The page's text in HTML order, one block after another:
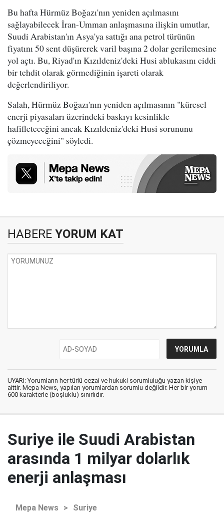
Bu hafta Hürmüz Boğazı'nın yeniden açılmasını
sağlayabilecek İran-Umman anlaşmasına ilişkin umutlar,
Suudi Arabistan'ın Asya'ya sattığı ana petrol türünün
fiyatını 50 sent düşürerek varil başına 2 dolar gerilemesine
yol açtı. Bu, Riyad'ın Kızıldeniz'deki Husi ablukasını ciddi
bir tehdit olarak görmediğinin işareti olarak
değerlendiriliyor.
Salah, Hürmüz Boğazı'nın yeniden açılmasının "küresel
enerji piyasaları üzerindeki baskıyı kesinlikle
hafifleteceğini ancak Kızıldeniz'deki Husi sorununu
çözmeyeceğini" söyledi.
HABERE YORUM KAT
UYARI: Yorumların her türlü cezai ve hukuki sorumluluğu yazan kişiye
aittir. Mepa News, yapılan yorumlardan sorumlu değildir. Her bir yorum
600 karakterle (boşluklu) sınırlıdır.
Suriye ile Suudi Arabistan
arasında 1 milyar dolarlık
enerji anlaşması
Mepa News > Suriye